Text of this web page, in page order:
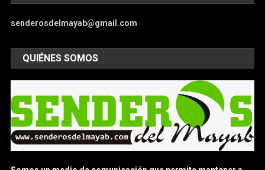
senderosdelmayab@gmail.com
QUIÉNES SOMOS